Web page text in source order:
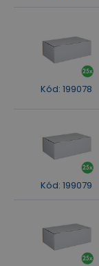
Kód: 199078
Kód: 199079